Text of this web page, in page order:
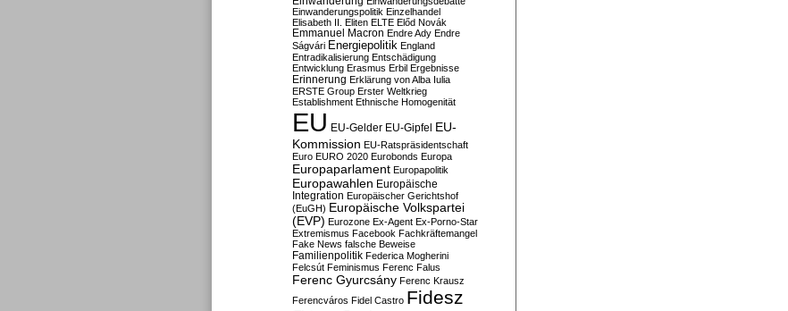
Einwanderungspolitik Einzelhandel
Elisabeth II. Eliten ELTE Előd Novák
Emmanuel Macron Endre Ady Endre
Ságvári Energiepolitik England
Entradikalisierung Entschädigung
Entwicklung Erasmus Erbil Ergebnisse
Erinnerung Erklärung von Alba Iulia
ERSTE Group Erster Weltkrieg
Establishment Ethnische Homogenität
EU EU-Gelder EU-Gipfel EU-
Kommission EU-Ratspräsidentschaft
Euro EURO 2020 Eurobonds Europa
Europaparlament Europapolitik
Europawahlen Europäische
Integration Europäischer Gerichtshof
(EuGH) Europäische Volkspartei
(EVP) Eurozone Ex-Agent Ex-Porno-Star
Extremismus Facebook Fachkräftemangel
Fake News falsche Beweise
Familienpolitik Federica Mogherini
Felcsút Feminismus Ferenc Falus
Ferenc Gyurcsány Ferenc Krausz
Ferencváros Fidel Castro Fidesz